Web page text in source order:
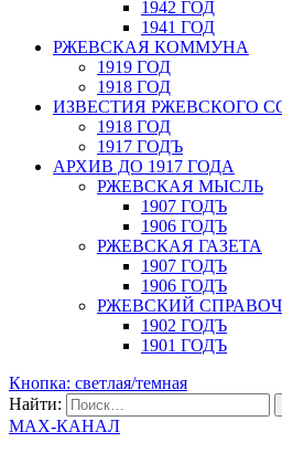
1942 ГОД
1941 ГОД
РЖЕВСКАЯ КОММУНА
1919 ГОД
1918 ГОД
ИЗВЕСТИЯ РЖЕВСКОГО
1918 ГОД
1917 ГОДЪ
АРХИВ ДО 1917 ГОДА
РЖЕВСКАЯ МЫСЛЬ
1907 ГОДЪ
1906 ГОДЪ
РЖЕВСКАЯ ГАЗЕТА
1907 ГОДЪ
1906 ГОДЪ
РЖЕВСКИЙ
1902 ГОДЪ
1901 ГОДЪ
Кнопка: светлая/темная
Найти:
MAX-КАНАЛ